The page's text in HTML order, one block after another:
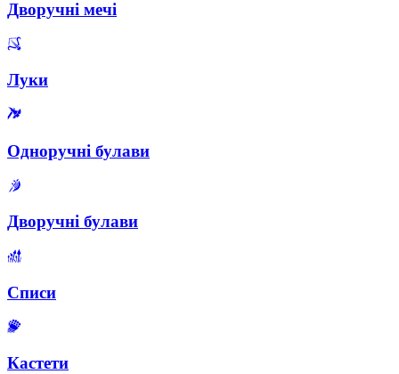
Дворучні мечі
Луки
Одноручні булави
Дворучні булави
Списи
Кастети